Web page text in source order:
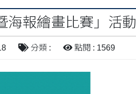
海報繪畫比賽」活動
分類 : 點閱 : 1569